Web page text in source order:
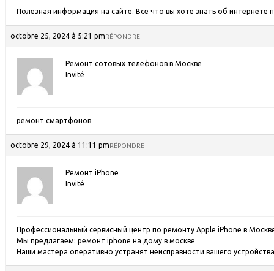
Полезная информация на сайте. Все что вы хоте знать об интернете
octobre 25, 2024 à 5:21 pmRÉPONDRE
Ремонт сотовых телефонов в Москве
Invité
ремонт смартфонов
octobre 29, 2024 à 11:11 pmRÉPONDRE
Ремонт iPhone
Invité
Профессиональный сервисный центр по ремонту Apple iPhone в
Мы предлагаем: ремонт iphone на дому в москве
Наши мастера оперативно устранят неисправности вашего